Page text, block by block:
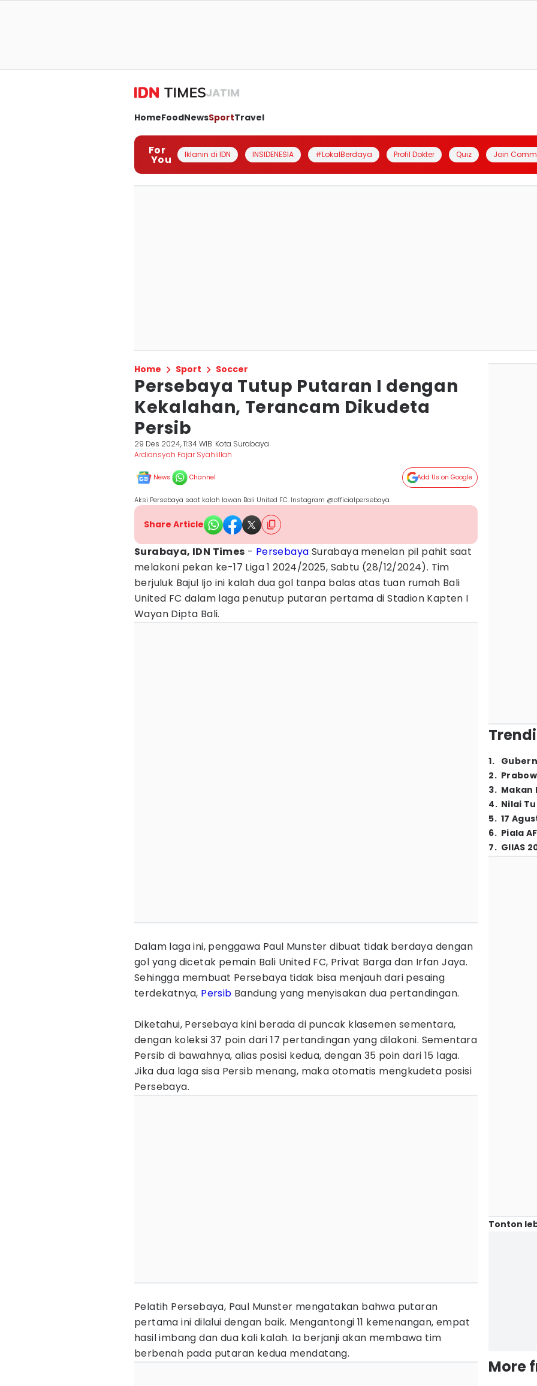
JATIM
HomeFoodNewsSportTravel
For
You Iklanin di IDN INSIDENESIA #LokalBerdaya Profil Dokter Quiz Join
Home Sport Soccer
Persebaya Tutup Putaran I dengan
Kekalahan, Terancam Dikudeta
Persib
29 Des 2024, 11:34 WIB Kota Surabaya
Ardiansyah Fajar Syahlillah
News Channel Add Us on Google
Aksi Persebaya saat kalah lawan Bali United FC. Instagram @officialpersebaya.
Share Article
Surabaya, IDN Times - Persebaya Surabaya menelan pil pahit saat
melakoni pekan ke-17 Liga 1 2024/2025, Sabtu (28/12/2024). Tim
berjuluk Bajul Ijo ini kalah dua gol tanpa balas atas tuan rumah Bali
United FC dalam laga penutup putaran pertama di Stadion Kapten I
Wayan Dipta Bali.
Dalam laga ini, penggawa Paul Munster dibuat tidak berdaya dengan
gol yang dicetak pemain Bali United FC, Privat Barga dan Irfan Jaya.
Sehingga membuat Persebaya tidak bisa menjauh dari pesaing
terdekatnya, Persib Bandung yang menyisakan dua pertandingan.
Diketahui, Persebaya kini berada di puncak klasemen sementara,
dengan koleksi 37 poin dari 17 pertandingan yang dilakoni. Sementara
Persib di bawahnya, alias posisi kedua, dengan 35 poin dari 15 laga.
Jika dua laga sisa Persib menang, maka otomatis mengkudeta posisi
Persebaya.
Pelatih Persebaya, Paul Munster mengatakan bahwa putaran
pertama ini dilalui dengan baik. Mengantongi 11 kemenangan, empat
hasil imbang dan dua kali kalah. Ia berjanji akan membawa tim
berbenah pada putaran kedua mendatang.
1.
2.
3. Makan
4. Nilai
5. 17
6. Piala
7. GIIAS
Tonton
More